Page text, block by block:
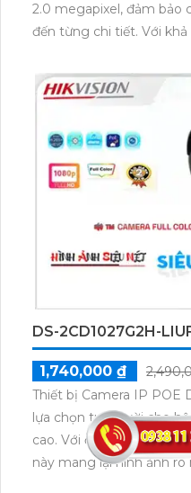
2.0 megapixel, đảm bảo
đến từng chi tiết. Với
mọi sự cố vào cả ban
công nghệ IP POE tiên
chất lượng khi truyền
trang bị thân kim loại
âm thanh rõ ràng, đem
dụng.
DS-2CD1027G2H-
1,740,000 ₫
Thiết bị Camera IP POE
lựa chọn tuyệt vời cho
cao. Với độ phân giải lên
này mang lại hình ảnh